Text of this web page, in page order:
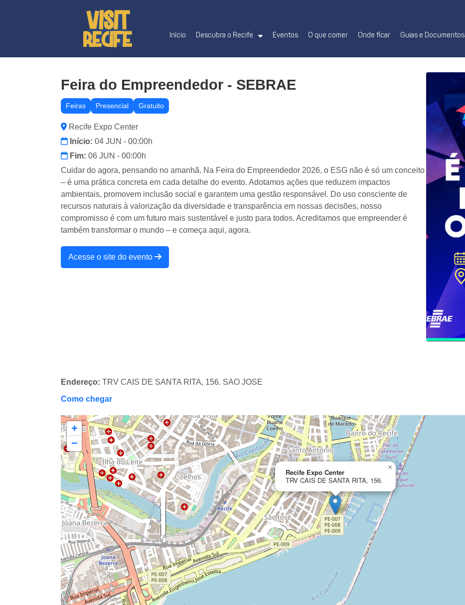
Início Descubra o Recife Eventos O que comer Onde ficar Guias e Documentos
Feira do Empreendedor - SEBRAE
Feiras Presencial Gratuito
Recife Expo Center
Início: 04 JUN - 00:00h
Fim: 06 JUN - 00:00h
Cuidar do agora, pensando no amanhã. Na Feira do Empreendedor 2026, o ESG não é só um conceito
– é uma prática concreta em cada detalhe do evento. Adotamos ações que reduzem impactos
ambientais, promovem inclusão social e garantem uma gestão responsável. Do uso consciente de
recursos naturais à valorização da diversidade e transparência em nossas decisões, nosso
compromisso é com um futuro mais sustentável e justo para todos. Acreditamos que empreender é
também transformar o mundo – e começa aqui, agora.
Acesse o site do evento
Endereço: TRV CAIS DE SANTA RITA, 156. SAO JOSE
Como chegar
Recife Expo Center
TRV CAIS DE SANTA RITA, 156.
×
+
−